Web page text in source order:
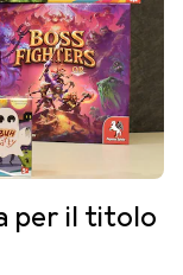
per il titolo